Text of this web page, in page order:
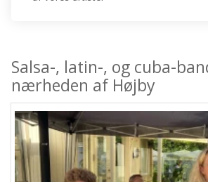
Salsa-, latin-, og cuba-
nærheden af Højby